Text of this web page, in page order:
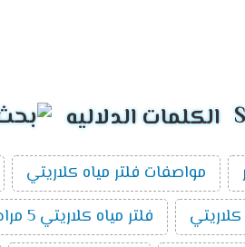
الكلمات الدلاليه
مواصفات فلتر مياه كلاريتي
كلاريتي فلتر مياه كلاريتي 5 مراحل فلتريشن